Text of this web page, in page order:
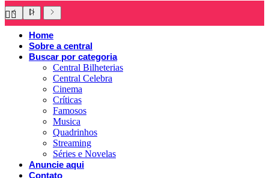
Home
Sobre a central
Buscar por categoria
Central Bilheterias
Central Celebra
Cinema
Críticas
Famosos
Musica
Quadrinhos
Streaming
Séries e Novelas
Anuncie aqui
Contato